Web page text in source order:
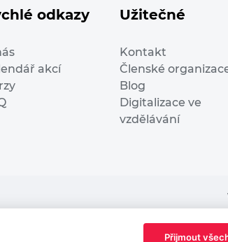
odkazy
akcí
Užitečné
Kontakt
Členské
Blog
Digitalizace ve
vzdělávání
Commission Innovation and
Přijmout